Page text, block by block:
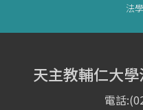
法
天主教輔仁大
電話